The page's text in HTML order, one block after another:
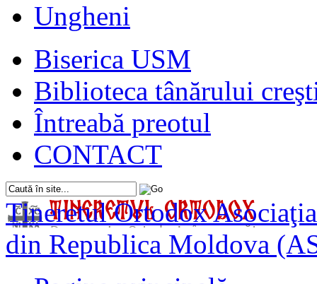
Ungheni
Biserica USM
Biblioteca tânărului
Întreabă preotul
CONTACT
Tineretul Ortodox
din Republica Moldova